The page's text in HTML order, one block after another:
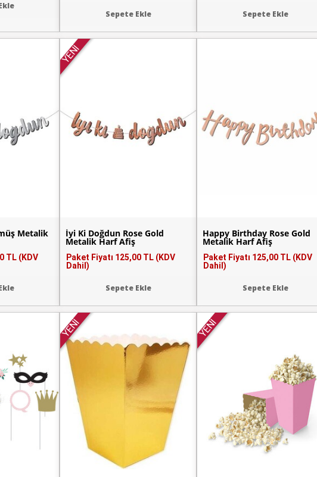
Sepete Ekle Sepete Ekle
Metalik
TL (KDV
YENİ
İyi Ki Doğdun Rose Gold
Metalik Harf Afiş
Paket Fiyatı 125,00 TL (KDV
Dahil)
Sepete Ekle
Happy Birthday Rose Gold
Metalik Harf Afiş
Paket Fiyatı 125,00 TL (KDV
Dahil)
Sepete Ekle
YENİ YENİ